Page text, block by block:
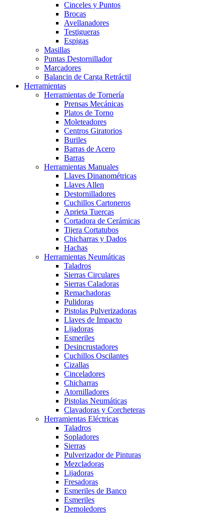
Cinceles y Puntos
Brocas
Avellanadores
Testigueras
Espigas
Masillas
Puntas Destornillador
Marcadores
Balancin de Carga Retráctil
Herramientas
Herramientas de Tornería
Prensas Mecánicas
Platos de Torno
Moleteadores
Centros Giratorios
Buriles
Barras de Acero
Barras
Herramientas Manuales
Llaves Dinanométricas
Llaves Allen
Destornilladores
Cuchillos Cartoneros
Aprieta Tuercas
Cortadora de Cerámicas
Tijera Cortatubos
Chicharras y Dados
Hachas
Herramientas Neumáticas
Taladros
Sierras Circulares
Sierras Caladoras
Remachadoras
Pulidoras
Pistolas Pulverizadoras
Llaves de Impacto
Lijadoras
Esmeriles
Desincrustadores
Cuchillos Oscilantes
Cizallas
Cinceladores
Chicharras
Atornilladores
Pistolas Neumáticas
Clavadoras y Corcheteras
Herramientas Eléctricas
Taladros
Sopladores
Sierras
Pulverizador de Pinturas
Mezcladoras
Lijadoras
Fresadoras
Esmeriles de Banco
Esmeriles
Demoledores